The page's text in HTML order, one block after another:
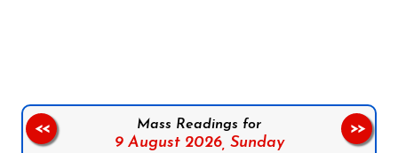
Mass Readings for
9 August 2026, Sunday
<< >>